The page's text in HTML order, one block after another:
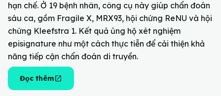
hạn chế. Ở 19 bệnh nhân, công cụ này giúp chẩn đoán
sáu ca, gồm Fragile X, MRX93, hội chứng ReNU và hội
chứng Kleefstra 1. Kết quả ủng hộ xét nghiệm
episignature như một cách thực tiễn để cải thiện khả
năng tiếp cận chẩn đoán di truyền.
Đọc thêmopen_in_new